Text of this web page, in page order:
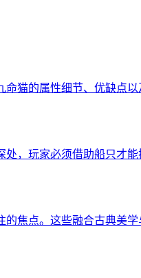
猫的属性细节、优缺点
，玩家必须借助船只才
焦点。这些融合古典美